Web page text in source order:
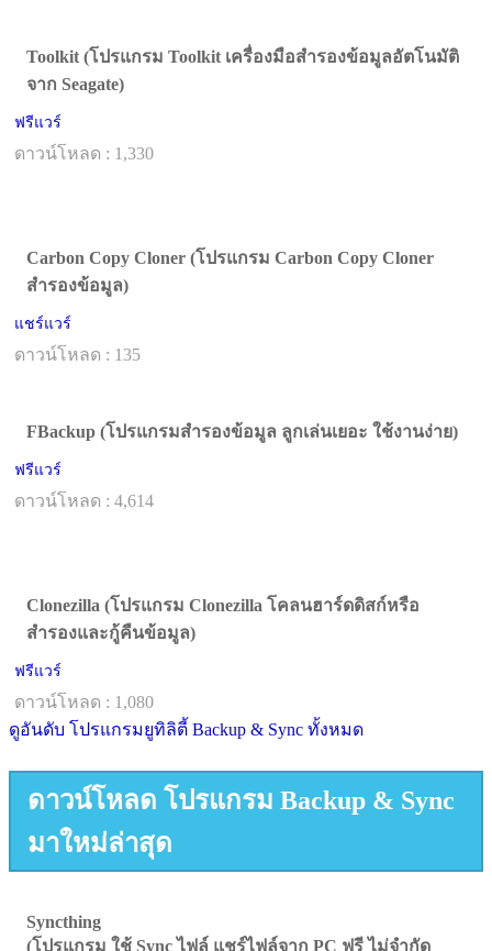
Toolkit (โปรแกรม Toolkit เครื่องมือสำรองข้อมูลอัตโนมัติ
จาก Seagate)
ฟรีแวร์
ดาวน์โหลด : 1,330
Carbon Copy Cloner (โปรแกรม Carbon Copy Cloner
สำรองข้อมูล)
แชร์แวร์
ดาวน์โหลด : 135
FBackup (โปรแกรมสำรองข้อมูล ลูกเล่นเยอะ ใช้งานง่าย)
ฟรีแวร์
ดาวน์โหลด : 4,614
Clonezilla (โปรแกรม Clonezilla โคลนฮาร์ดดิสก์หรือ
สำรองและกู้คืนข้อมูล)
ฟรีแวร์
ดาวน์โหลด : 1,080
ดูอันดับ โปรแกรมยูทิลิตี้ Backup & Sync ทั้งหมด
ดาวน์โหลด โปรแกรม Backup & Sync
มาใหม่ล่าสุด
Syncthing
(โปรแกรม ใช้ Sync ไฟล์ แชร์ไฟล์จาก PC ฟรี ไม่จำกัด